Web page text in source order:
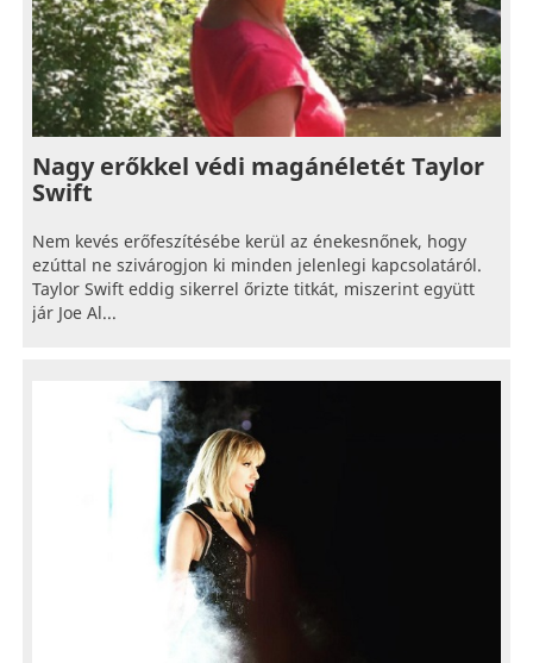
Nagy erőkkel védi magánéletét Taylor
Swift
Nem kevés erőfeszítésébe kerül az énekesnőnek, hogy
ezúttal ne szivárogjon ki minden jelenlegi kapcsolatáról.
Taylor Swift eddig sikerrel őrizte titkát, miszerint együtt
jár Joe Al...